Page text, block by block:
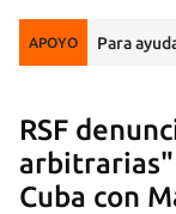
APOYO Para
RSF
Cuba con